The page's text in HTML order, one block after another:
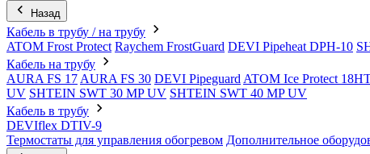
Назад
Кабель в трубу / на трубу
ATOM Frost Protect Raychem FrostGuard DEVI Pipeheat DPH-10
Кабель на трубу
AURA FS 17 AURA FS 30 DEVI Pipeguard ATOM Ice Protect
UV SHTEIN SWT 30 MP UV SHTEIN SWT 40 MP UV
Кабель в трубу
DEVIflex DTIV-9
Термостаты для управления обогревом Дополнительное